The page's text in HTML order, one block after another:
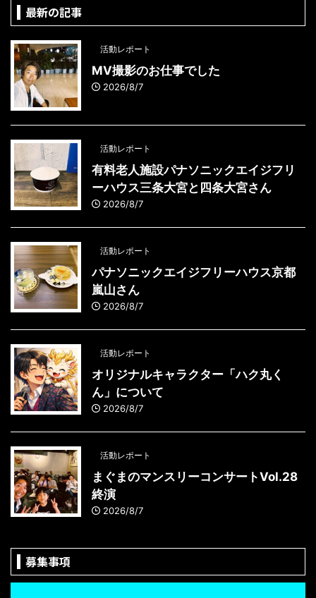
最新の記事
活動レポート
MV撮影のお仕事でした
2026/8/7
活動レポート
有料老人施設パナソニックエイジフリ
ーハウス三条大宮と四条大宮さん
2026/8/7
活動レポート
パナソニックエイジフリーハウス京都
嵐山さん
2026/8/7
活動レポート
オリジナルキャラクター「ハク丸く
ん」について
2026/8/7
活動レポート
まぐまのマンスリーコンサートVol.28
終演
2026/8/7
募集事項